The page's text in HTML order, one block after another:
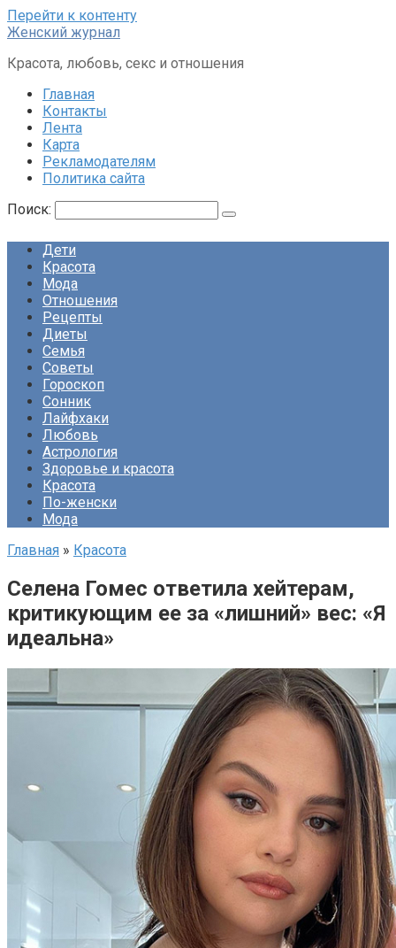
Перейти к контенту
Женский журнал
Красота, любовь, секс и отношения
Главная
Контакты
Лента
Карта
Рекламодателям
Политика сайта
Поиск:
Дети
Красота
Мода
Отношения
Рецепты
Диеты
Семья
Советы
Гороскоп
Сонник
Лайфхаки
Любовь
Астрология
Здоровье и красота
Красота
По-женски
Мода
Главная » Красота
Селена Гомес ответила хейтерам,
критикующим ее за «лишний» вес: «Я
идеальна»